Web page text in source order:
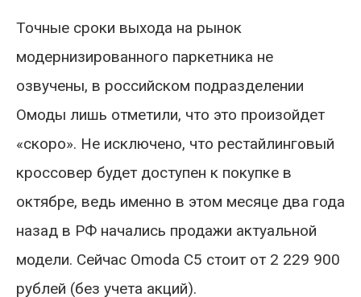
Точные сроки выхода на рынок
модернизированного паркетника не
озвучены, в российском подразделении
Омоды лишь отметили, что это произойдет
«скоро». Не исключено, что рестайлинговый
кроссовер будет доступен к покупке в
октябре, ведь именно в этом месяце два года
назад в РФ начались продажи актуальной
модели. Сейчас Omoda C5 стоит от 2 229 900
рублей (без учета акций).